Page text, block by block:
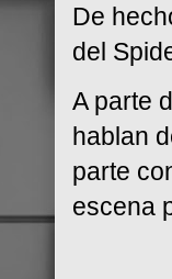
De
del
A parte
hablan
parte
escena